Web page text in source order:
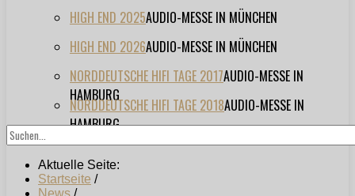
HIGH END 2025AUDIO-MESSE IN MÜNCHEN
HIGH END 2026AUDIO-MESSE IN MÜNCHEN
NORDDEUTSCHE HIFI TAGE 2017AUDIO-MESSE IN
HAMBURG
NORDDEUTSCHE HIFI TAGE 2018AUDIO-MESSE IN
HAMBURG
Aktuelle Seite:
Startseite /